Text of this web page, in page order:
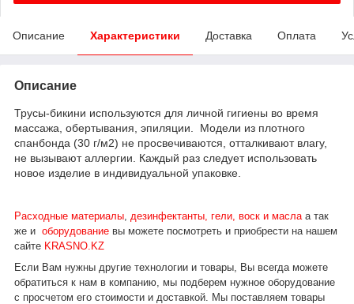
Описание Характеристики Доставка Оплата
Описание
Трусы-бикини используются для личной гигиены во время
массажа, обертывания, эпиляции. Модели из плотного
спанбонда (30 г/м2) не просвечиваются, отталкивают влагу,
не вызывают аллергии. Каждый раз следует использовать
новое изделие в индивидуальной упаковке.
Расходные материалы дезинфектанты, гели, воск и масла а так
же и оборудование вы можете посмотреть и приобрести на нашем
сайте KRASNO.KZ
Если Вам нужны другие технологии и товары, Вы всегда можете
обратиться к нам в компанию, мы подберем нужное оборудование
с просчетом его стоимости и доставкой.
Мы поставляем товары